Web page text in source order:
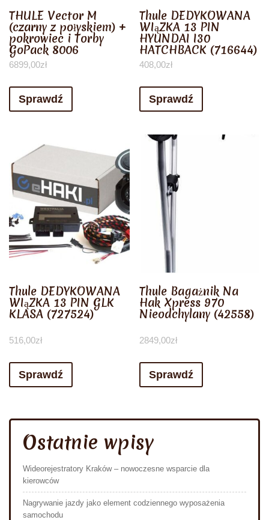
THULE Vector M
(czarny z połyskiem) +
pokrowiec i Torby
GoPack 8006
6899,00zł
Sprawdź
Thule DEDYKOWANA
WIąZKA 13 PIN
HYUNDAI I30
HATCHBACK (716644)
408,00zł
Sprawdź
Thule DEDYKOWANA
WIąZKA 13 PIN GLK
KLASA (727524)
516,00zł
Sprawdź
Thule Bagażnik Na
Hak Xpress 970
Nieodchylany (42558)
2849,00zł
Sprawdź
Ostatnie wpisy
Wideorejestratory Kraków – nowoczesne wsparcie dla
kierowców
Nagrywanie jazdy jako element codziennego wyposażenia
samochodu